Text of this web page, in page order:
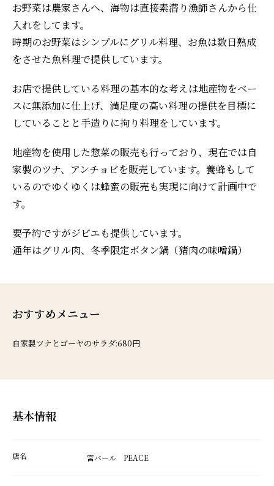
お野菜は農家さんへ、海物は直接素潜り漁師さんから仕
入れをしてます。
時期のお野菜はシンプルにグリル料理、お魚は数日熟成
をさせた魚料理で提供しています。
お店で提供している料理の基本的な考えは地産物をベー
スに無添加に仕上げ、満足度の高い料理の提供を目標に
していることと手造りに拘り料理をしています。
地産物を使用した惣菜の販売も行っており、現在では自
家製のツナ、アンチョビを販売しています。養蜂もして
いるのでゆくゆくは蜂蜜の販売も実現に向けて計画中で
す。
要予約ですがジビエも提供しています。
通年はグリル肉、冬季限定ボタン鍋（猪肉の味噌鍋）
おすすめメニュー
自家製ツナとゴーヤのサラダ:680円
基本情報
店名 宮バール PEACE